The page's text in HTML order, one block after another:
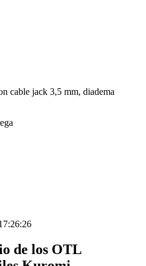
cable jack 3,5 mm, diadema
de los OTL